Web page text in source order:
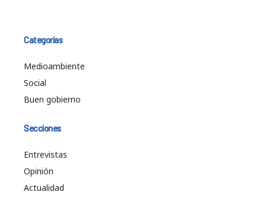
Categorías
Medioambiente
Social
Buen gobierno
Secciones
Entrevistas
Opinión
Actualidad